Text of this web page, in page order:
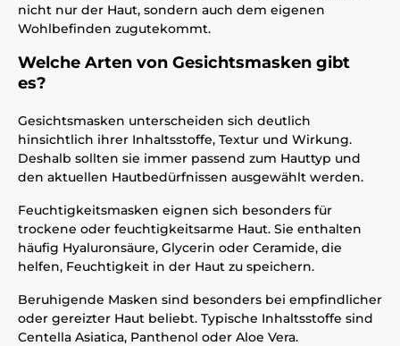
nicht nur der Haut, sondern auch dem eigenen
Wohlbefinden zugutekommt.
Welche Arten von Gesichtsmasken gibt
es?
Gesichtsmasken unterscheiden sich deutlich
hinsichtlich ihrer Inhaltsstoffe, Textur und Wirkung.
Deshalb sollten sie immer passend zum Hauttyp und
den aktuellen Hautbedürfnissen ausgewählt werden.
Feuchtigkeitsmasken eignen sich besonders für
trockene oder feuchtigkeitsarme Haut. Sie enthalten
häufig Hyaluronsäure, Glycerin oder Ceramide, die
helfen, Feuchtigkeit in der Haut zu speichern.
Beruhigende Masken sind besonders bei empfindlicher
oder gereizter Haut beliebt. Typische Inhaltsstoffe sind
Centella Asiatica, Panthenol oder Aloe Vera.